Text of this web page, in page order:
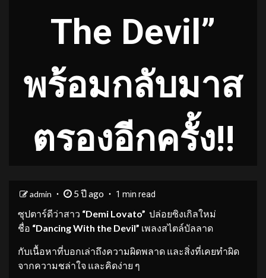
The Devil”
พร้อมกลับมาส
ตรองอีกครั้ง!!
admin 5 ปี ago 1 min read
ซุปตาร์ดีว่าสาว “Demi Lovato” ปล่อยซิงเกิลใหม่
ชื่อ “Dancing With the Devil” เพลงสไตล์บัลลาด
กับเนื้อหาที่บอกเล่าถึงความผิดพลาด และสิ่งที่เคยทำผิด
จากความชล่าใจ และคิดง่าย ๆ